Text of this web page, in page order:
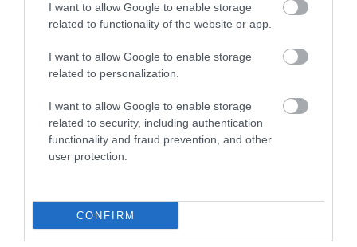
I want to allow Google to enable storage
related to functionality of the website or app.
I want to allow Google to enable storage
related to personalization.
I want to allow Google to enable storage
related to security, including authentication
functionality and fraud prevention, and other
user protection.
CONFIRM